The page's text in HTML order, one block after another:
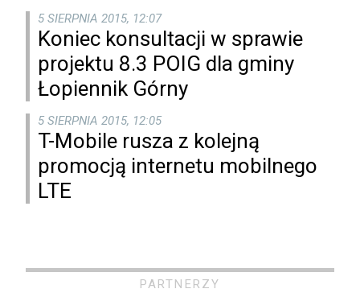
5 SIERPNIA 2015, 12:07
Koniec konsultacji w sprawie
projektu 8.3 POIG dla gminy
Łopiennik Górny
5 SIERPNIA 2015, 12:05
T-Mobile rusza z kolejną
promocją internetu mobilnego
LTE
PARTNERZY